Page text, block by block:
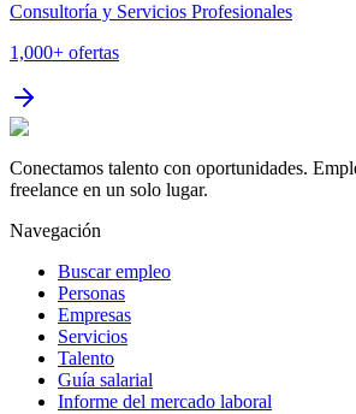
Consultoría y Servicios Profesionales
1,000+ ofertas
Conectamos talento con oportunidades.
freelance en un solo lugar.
Navegación
Buscar empleo
Personas
Empresas
Servicios
Talento
Guía salarial
Informe del mercado laboral